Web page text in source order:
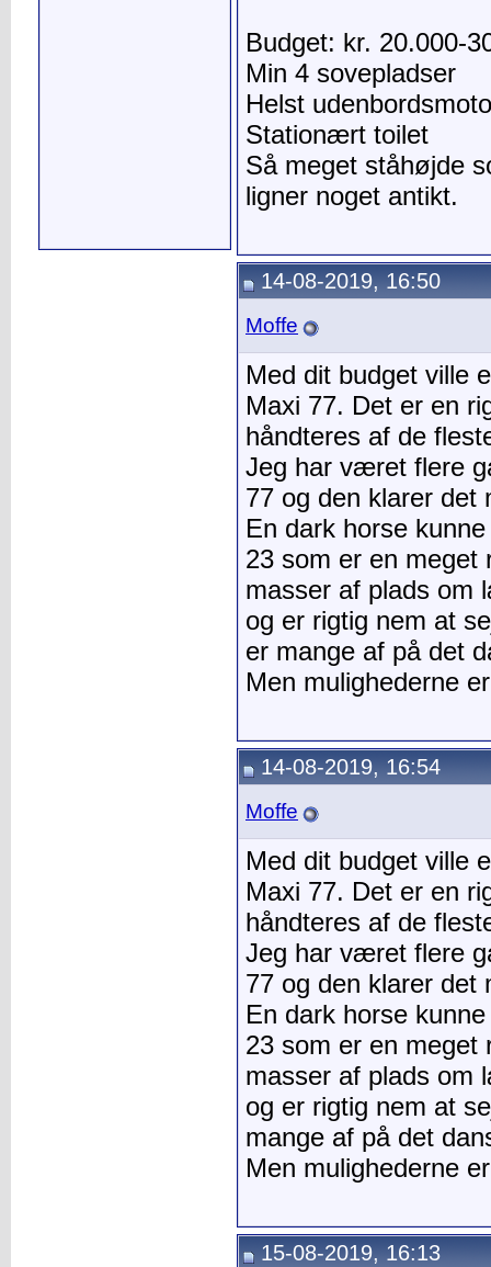
Budget: kr. 20.000-
Min 4 sovepladser
Helst
Stationært toilet
Så meget ståhøjde
ligner noget antikt.
14-08-2019, 16:50
Moffe
Med dit budget ville
Maxi 77. Det er en
håndteres af de
Jeg har været flere
77 og den klarer det
En dark horse
23 som er en meget
masser af plads om
og er rigtig nem at
er mange af på det
Men mulighederne
14-08-2019, 16:54
Moffe
Med dit budget ville
Maxi 77. Det er en
håndteres af de
Jeg har været flere
77 og den klarer det
En dark horse
23 som er en meget
masser af plads om
og er rigtig nem at
mange af på det
Men mulighederne
15-08-2019, 16:13